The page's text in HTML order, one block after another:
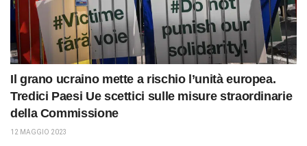
Il grano ucraino mette a rischio l’unità europea.
Tredici Paesi Ue scettici sulle misure straordinarie
della Commissione
12 MAGGIO 2023